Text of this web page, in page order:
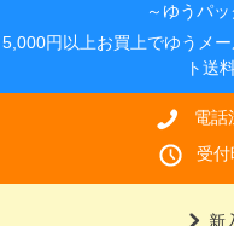
～ゆうパ
5,000円以上お買上でゆうメ
ト送
電話
受
新